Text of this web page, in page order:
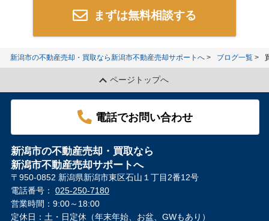
まずは無料相談する
新潟市の不動産売却・買取なら新潟市不動産売却サポートへ ブログ一覧
ページトップへ
電話でお問い合わせ
新潟市の不動産売却・買取なら
新潟市不動産売却サポートへ
〒950-0852 新潟県新潟市東区石山１丁目2番12号
電話番号： 025-250-7180
営業時間：9:00～18:00
定休日：土・日定休（年末年始、お盆、GWもあり）